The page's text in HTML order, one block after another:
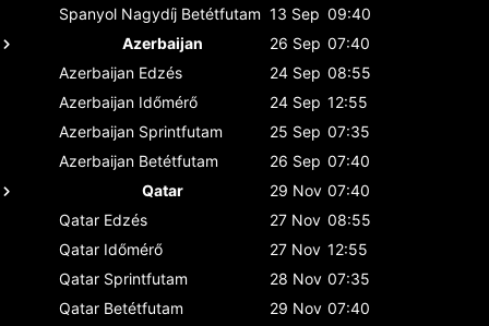
Spanyol Nagydíj Betétfutam 13 Sep 09:40
Azerbaijan
26 Sep 07:40
Azerbaijan Edzés 24 Sep 08:55
Azerbaijan Időmérő 24 Sep 12:55
Azerbaijan Sprintfutam 25 Sep 07:35
Azerbaijan Betétfutam 26 Sep 07:40
Qatar
29 Nov 07:40
Qatar Edzés 27 Nov 08:55
Qatar Időmérő 27 Nov 12:55
Qatar Sprintfutam 28 Nov 07:35
Qatar Betétfutam 29 Nov 07:40